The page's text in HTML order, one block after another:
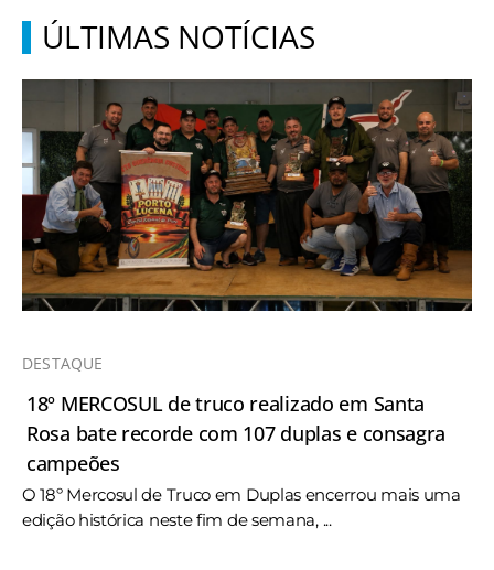
ÚLTIMAS NOTÍCIAS
DESTAQUE
18º MERCOSUL de truco realizado em Santa
Rosa bate recorde com 107 duplas e consagra
campeões
O 18º Mercosul de Truco em Duplas encerrou mais uma
edição histórica neste fim de semana, ...